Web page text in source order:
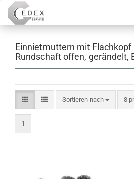
Einnietmuttern mit Flachkopf
Rundschaft offen, gerändelt,
Sortieren nach
Sortieren nach 8
1